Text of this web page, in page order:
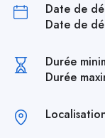
Date de
Date de
Durée
Durée